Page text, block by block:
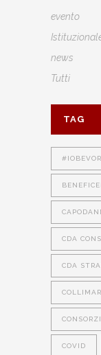
evento
news
Tutti
TAG
CDA
CDA
COVID